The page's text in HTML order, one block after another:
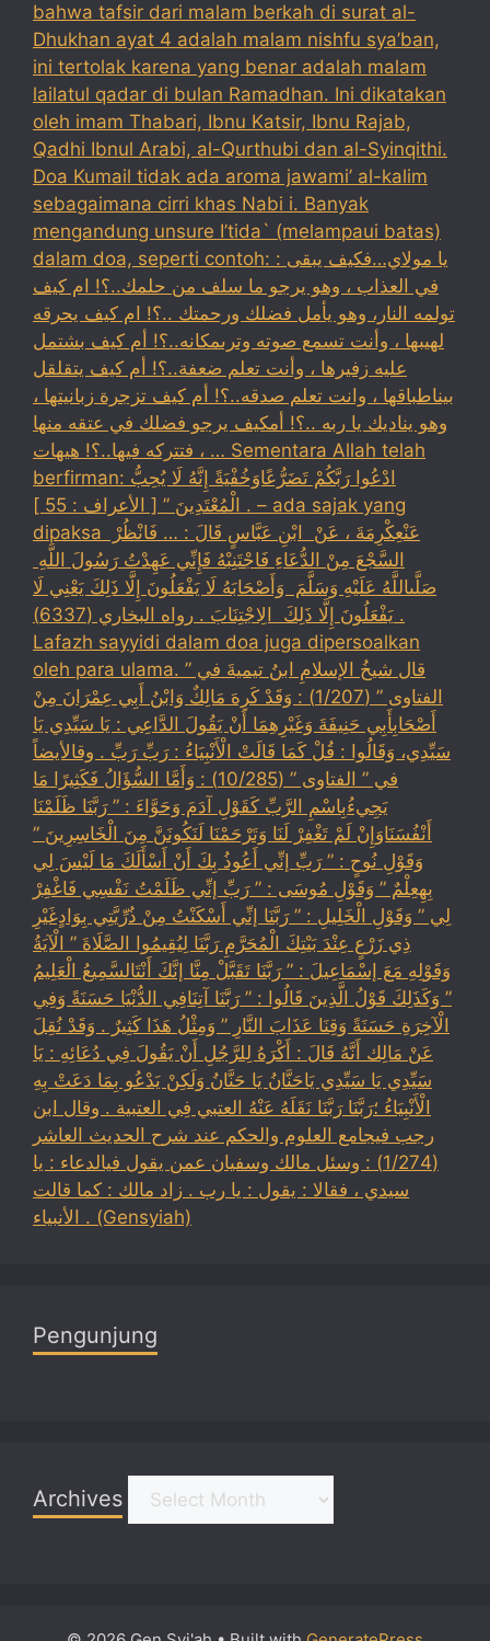
bahwa tafsir dari malam berkah di surat al-
Dhukhan ayat 4 adalah malam nishfu sya’ban,
ini tertolak karena yang benar adalah malam
lailatul qadar di bulan Ramadhan. Ini dikatakan
oleh imam Thabari, Ibnu Katsir, Ibnu Rajab,
Qadhi Ibnul Arabi, al-Qurthubi dan al-Syinqithi.
Doa Kumail tidak ada aroma jawami’ al-kalim
sebagaimana cirri khas Nabi i. Banyak
mengandung unsure I’tida` (melampaui batas)
dalam doa, seperti contoh: : يا مولاي…فكيف يبقى
في العذاب ، وهو يرجو ما سلف من حلمك..؟! ام كيف
تولمه النار، وهو يأمل فضلك ورحمتك ..؟! ام كيف يحرقه
لهيبها ، وأنت تسمع صوته وترىمكانه..؟! أم كيف بشتمل
عليه زفيرها ، وأنت تعلم ضعفة..؟! أم كيف يتقلقل
بيناطباقها ، وانت تعلم صدقه..؟! أم كيف تزجرة زبانيتها ،
وهو يناديك يا ربه ..؟! أمكيف يرجو فضلك في عتقه منها
، فتتركه فيها..؟! هيهات … Sementara Allah telah
berfirman: ادْعُوا رَبَّكُمْ تَضَرُّعًاوَخُفْيَةً إِنَّهُ لَا يُحِبُّ
الْمُعْتَدِينَ ” [ الأعراف : 55 ] . – ada sajak yang
dipaksa ‏عَنْ‏‏عِكْرِمَةَ ‏، ‏عَنْ ‏ ‏ابْنِ عَبَّاسٍ ‏‏قَالَ : … فَانْظُرْ ‏‏
السَّجْعَ ‏‏مِنْ الدُّعَاءِ فَاجْتَنِبْهُ فَإِنِّي عَهِدْتُ رَسُولَ اللَّهِ ‏
‏صَلَّىاللَّهُ عَلَيْهِ وَسَلَّمَ ‏ ‏وَأَصْحَابَهُ لَا يَفْعَلُونَ إِلَّا ذَلِكَ ‏‏يَعْنِي لَا
يَفْعَلُونَ إِلَّا ذَلِكَ ‏ ‏الِاجْتِنَابَ . رواه البخاري (6337) .
Lafazh sayyidi dalam doa juga dipersoalkan
oleh para ulama. قال شيخُ الإسلامِ ابنُ تيميةَ في ”
الفتاوى ” (1/207) : وَقَدْ كَرِهَ مَالِكٌ وَابْنُ أَبِي عِمْرَانَ مِنْ
أَصْحَابِأَبِي حَنِيفَةَ وَغَيْرِهِمَا أَنْ يَقُولَ الدَّاعِي : يَا سَيِّدِي يَا
سَيِّدِي، وَقَالُوا : قُلْ كَمَا قَالَتْ الْأَنْبِيَاءُ : رَبِّ رَبِّ . وقالأيضاً
في ” الفتاوى ” (10/285) : وَأَمَّا السُّؤَالُ فَكَثِيرًا مَا
يَجِيءُبِاسْمِ الرَّبِّ كَقَوْلِ آدَمَ وَحَوَّاءَ : ” رَبَّنَا ظَلَمْنَا
أَنْفُسَنَاوَإِنْ لَمْ تَغْفِرْ لَنَا وَتَرْحَمْنَا لَنَكُونَنَّ مِنَ الْخَاسِرِينَ ”
وَقَوْلِ نُوحٍ : ” رَبِّ إنِّي أَعُوذُ بِكَ أَنْ أَسْأَلَكَ مَا لَيْسَ لِي
بِهِعِلْمٌ ” وَقَوْلِ مُوسَى : ” رَبِّ إنِّي ظَلَمْتُ نَفْسِي فَاغْفِرْ
لِي ” وَقَوْلِ الْخَلِيلِ : ” رَبَّنَا إنِّي أَسْكَنْتُ مِنْ ذُرِّيَّتِي بِوَادٍغَيْرِ
ذِي زَرْعٍ عِنْدَ بَيْتِكَ الْمُحَرَّمِ رَبَّنَا لِيُقِيمُوا الصَّلَاةَ ” الْآيَةُ
وَقَوْلِهِ مَعَ إسْمَاعِيلَ : ” رَبَّنَا تَقَبَّلْ مِنَّا إنَّكَ أَنْتَالسَّمِيعُ الْعَلِيمُ
” وَكَذَلِكَ قَوْلُ الَّذِينَ قَالُوا : ” رَبَّنَا آتِنَافِي الدُّنْيَا حَسَنَةً وَفِي
الْآخِرَةِ حَسَنَةً وَقِنَا عَذَابَ النَّارِ ” وَمِثْلُ هَذَا كَثِيرٌ . وَقَدْ نُقِلَ
عَنْ مَالِك أَنَّهُ قَالَ : أَكْرَهُ لِلرَّجُلِ أَنْ يَقُولَ فِي دُعَائِهِ : يَا
سَيِّدِي يَا سَيِّدِي يَاحَنَّانُ يَا حَنَّانُ وَلَكِنْ يَدْعُو بِمَا دَعَتْ بِهِ
الْأَنْبِيَاءُ ؛رَبَّنَا رَبَّنَا نَقَلَهُ عَنْهُ العتبي فِي العتبية . وقال ابن
رجب فيجامع العلوم والحكم عند شرح الحديث العاشر
(1/274) : وسئل مالك وسفيان عمن يقول فيالدعاء : يا
سيدي ، فقالا : يقول : يا رب . زاد مالك : كما قالت
الأنبياء . (Gensyiah)
Pengunjung
Archives Archives